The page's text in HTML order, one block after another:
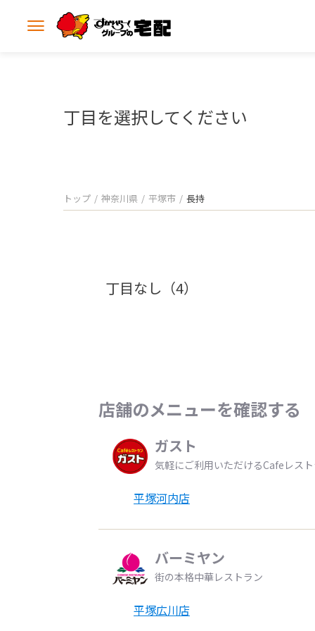
メ
丁目を選択してください
トップ 神奈川県 平塚市 長持
丁目なし（4）
店舗のメニューを確認する
ガスト
気軽にご利用いただけるCafeレス
平塚河内店
バーミヤン
街の本格中華レストラン
平塚広川店